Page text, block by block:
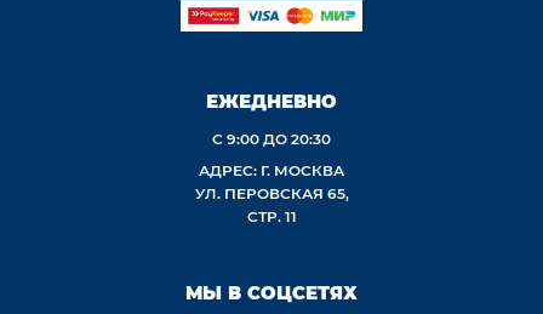
ЕЖЕДНЕВНО
С 9:00 ДО 20:30
АДРЕС: Г. МОСКВА
УЛ. ПЕРОВСКАЯ 65,
СТР. 11
МЫ В СОЦСЕТЯХ